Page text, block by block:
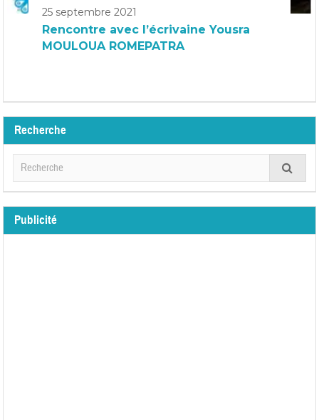
25 septembre 2021
Rencontre avec l’écrivaine Yousra
MOULOUA ROMEPATRA
Recherche
Publicité